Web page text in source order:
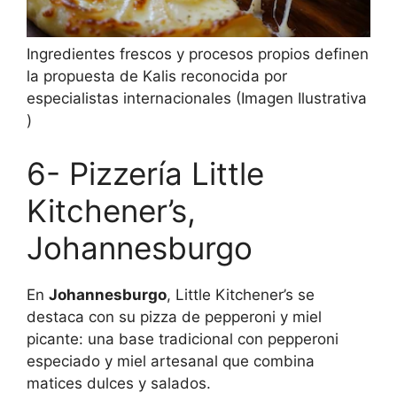
Ingredientes frescos y procesos propios definen
la propuesta de Kalis reconocida por
especialistas internacionales (Imagen Ilustrativa
)
6- Pizzería Little
Kitchener’s,
Johannesburgo
En Johannesburgo, Little Kitchener’s se
destaca con su pizza de pepperoni y miel
picante: una base tradicional con pepperoni
especiado y miel artesanal que combina
matices dulces y salados.